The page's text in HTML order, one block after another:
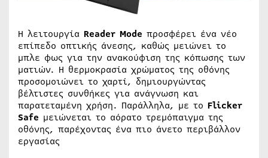
Η λειτουργία Reader Mode προσφέρει ένα νέο
επίπεδο οπτικής άνεσης, καθώς μειώνει το
μπλε φως για την ανακούφιση της κόπωσης των
ματιών. Η θερμοκρασία χρώματος της οθόνης
προσομοιώνει το χαρτί, δημιουργώντας
βέλτιστες συνθήκες για ανάγνωση και
παρατεταμένη χρήση. Παράλληλα, με το Flicker
Safe μειώνεται το αόρατο τρεμόπαιγμα της
οθόνης, παρέχοντας ένα πιο άνετο περιβάλλον
εργασίας